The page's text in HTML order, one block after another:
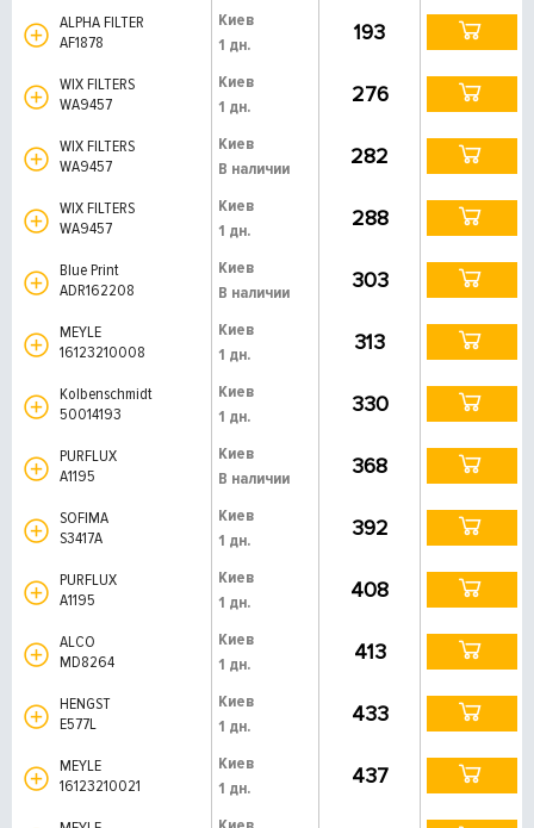
ALPHA FILTER
AF1878
Киев
1 дн.
193
WIX FILTERS
WA9457
Киев
1 дн.
276
WIX FILTERS
WA9457
Киев
В наличии
282
WIX FILTERS
WA9457
Киев
1 дн.
288
Blue Print
ADR162208
Киев
В наличии
303
MEYLE
16123210008
Киев
1 дн.
313
Kolbenschmidt
50014193
Киев
1 дн.
330
PURFLUX
A1195
Киев
В наличии
368
SOFIMA
S3417A
Киев
1 дн.
392
PURFLUX
A1195
Киев
1 дн.
408
ALCO
MD8264
Киев
1 дн.
413
HENGST
E577L
Киев
1 дн.
433
MEYLE
16123210021
Киев
1 дн.
437